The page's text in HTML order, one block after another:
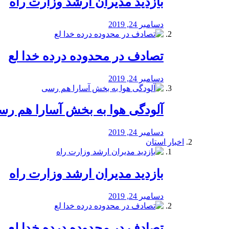
دسامبر 24, 2019
تصادف در محدوده درده خدا لع
دسامبر 24, 2019
آلودگی هوا به بخش آسارا هم
دسامبر 24, 2019
اخبار استان
بازدید مدیران ارشد وزارت راه
دسامبر 24, 2019